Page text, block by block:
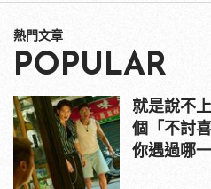
熱門文章
POPULAR
就是說不
個「不討
你遇過哪